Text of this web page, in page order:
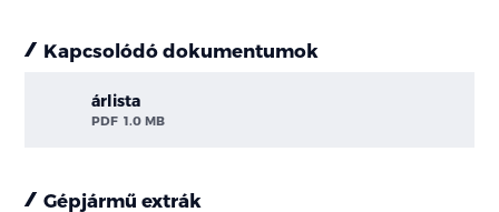
Kapcsolódó dokumentumok
árlista
PDF 1.0 MB
Gépjármű extrák